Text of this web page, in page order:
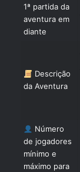
1ª partida da
aventura em
diante
Descrição
da Aventura
Número
de jogadores
mínimo e
máximo para